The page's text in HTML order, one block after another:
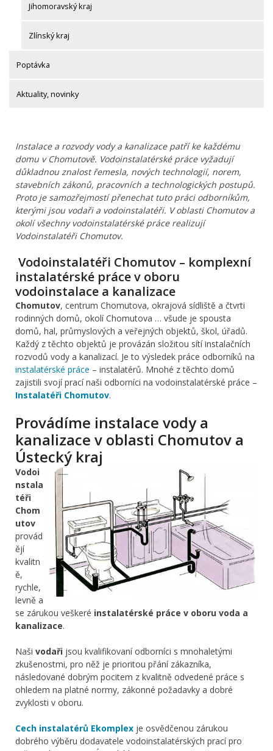
Jihomoravský kraj
Zlínský kraj
Poptávka
Aktuality, novinky
Instalace a rozvody vody a kanalizace patří ke každému
domu v Chomutově. Vodoinstalatérské práce vyžadují
důkladnou znalost řemesla, nových technologií, norem,
stavebních zákonů, pracovních a technologických postupů.
Proto je samozřejmostí přenechat tuto práci odborníkům,
kterými jsou vodaři a vodoinstalatéři. V oblasti Chomutov a
okolí všechny vodoinstalatérské práce realizují
Vodoinstalatéři Chomutov.
Vodoinstalatéři Chomutov – komplexní
instalatérské práce v oboru
vodoinstalace a kanalizace
Chomutov, centrum Chomutova, okrajová sídliště a čtvrti
rodinných domů, okolí Chomutova … všude je spousta
domů, hal, průmyslových a veřejných objektů, škol, úřadů.
Každý z těchto objektů je provázán složitou sítí instalačních
rozvodů vody a kanalizací. Je to výsledek práce odborníků na
instalatérské práce – instalatérů. Mnohé z těchto domů
zajistili svojí prací naši odborníci na vodoinstalatérské práce –
Instalatéři Chomutov.
Provádíme instalace vody a
kanalizace v oblasti Chomutov a
Ústecký kraj
Vodoi
nstala
téři
Chom
utov
provád
ějí
kvalitn
ě,
rychle,
levně a
se zárukou veškeré instalatérské práce v oboru voda a
kanalizace.
Naši vodaři jsou kvalifikovaní odborníci s mnohaletými
zkušenostmi, pro něž je prioritou přání zákazníka,
následované dobrým pocitem z kvalitně odvedené práce s
ohledem na platné normy, zákonné požadavky a dobré
zvyklosti v oboru.
Cech instalatérů Ekomplex je osvědčenou zárukou
dobrého výběru dodavatele vodoinstalatérských prací pro